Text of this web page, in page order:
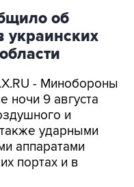
об
украинских
- Минобороны
ночи 9 августа
и
ударными
аппаратами
портах и в